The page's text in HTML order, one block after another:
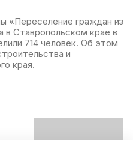
«Переселение граждан из
в Ставропольском крае в
714 человек. Об этом
и
края.